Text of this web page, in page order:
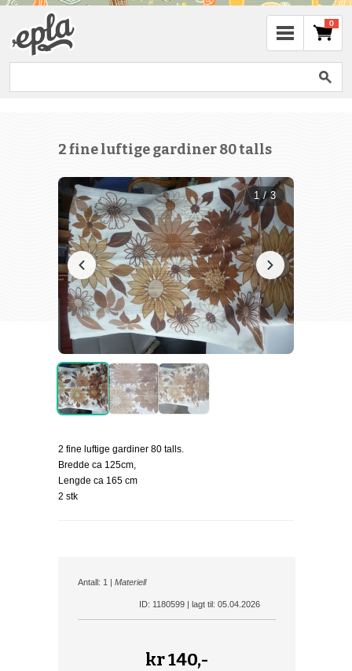
0
2 fine luftige gardiner 80 talls
1 / 3
2 fine luftige gardiner 80 talls.
Bredde ca 125cm,
Lengde ca 165 cm
2 stk
Antall: 1 | Materiell
ID: 1180599 | lagt til: 05.04.2026
kr140,-